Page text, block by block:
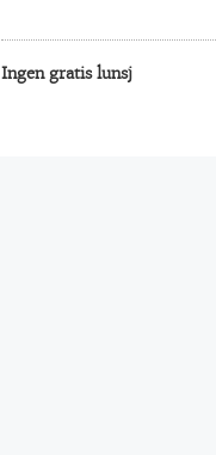
Ingen gratis lunsj